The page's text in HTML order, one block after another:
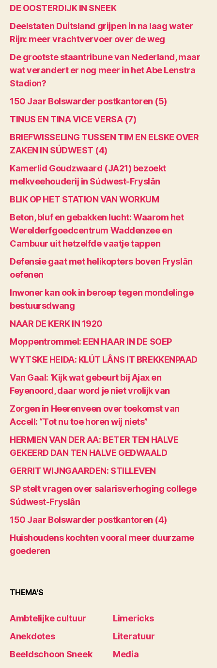
DE OOSTERDIJK IN SNEEK
Deelstaten Duitsland grijpen in na laag water
Rijn: meer vrachtvervoer over de weg
De grootste staantribune van Nederland, maar
wat verandert er nog meer in het Abe Lenstra
Stadion?
150 Jaar Bolswarder postkantoren (5)
TINUS EN TINA VICE VERSA (7)
BRIEFWISSELING TUSSEN TIM EN ELSKE OVER
ZAKEN IN SÚDWEST (4)
Kamerlid Goudzwaard (JA21) bezoekt
melkveehouderij in Súdwest-Fryslân
BLIK OP HET STATION VAN WORKUM
Beton, bluf en gebakken lucht: Waarom het
Werelderfgoedcentrum Waddenzee en
Cambuur uit hetzelfde vaatje tappen
Defensie gaat met helikopters boven Fryslân
oefenen
Inwoner kan ook in beroep tegen mondelinge
bestuursdwang
NAAR DE KERK IN 1920
Moppentrommel: EEN HAAR IN DE SOEP
WYTSKE HEIDA: KLÚT LÂNS IT BREKKENPAAD
Van Gaal: ‘Kijk wat gebeurt bij Ajax en
Feyenoord, daar word je niet vrolijk van
Zorgen in Heerenveen over toekomst van
Accell: “Tot nu toe horen wij niets”
HERMIEN VAN DER AA: BETER TEN HALVE
GEKEERD DAN TEN HALVE GEDWAALD
GERRIT WIJNGAARDEN: STILLEVEN
SP stelt vragen over salarisverhoging college
Súdwest-Fryslân
150 Jaar Bolswarder postkantoren (4)
Huishoudens kochten vooral meer duurzame
goederen
THEMA'S
Ambtelijke cultuur
Anekdotes
Beeldschoon Sneek
Limericks
Literatuur
Media